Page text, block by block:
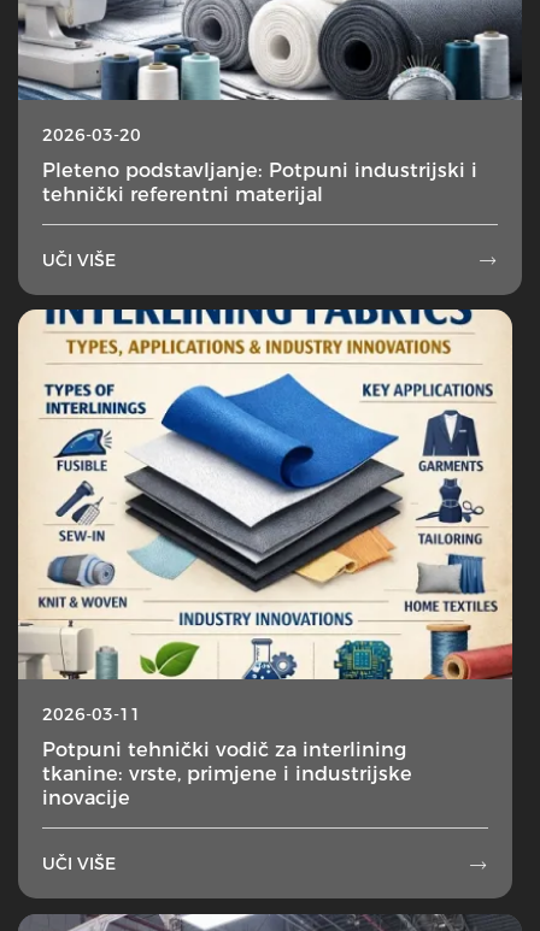
2026-03-20
Pleteno podstavljanje: Potpuni industrijski i
tehnički referentni materijal
UČI VIŠE 
2026-03-11
Potpuni tehnički vodič za interlining
tkanine: vrste, primjene i industrijske
inovacije
UČI VIŠE 